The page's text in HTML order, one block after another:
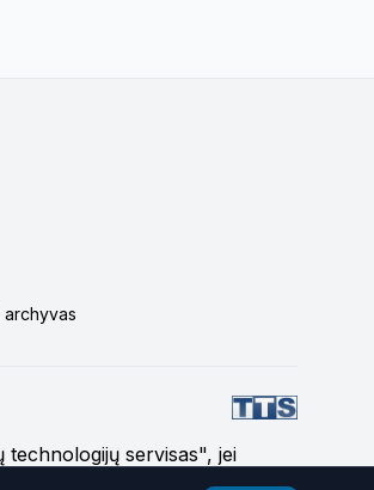
archyvas
servisas", jei